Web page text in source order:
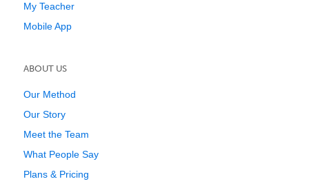
My Teacher
Mobile App
ABOUT US
Our Method
Our Story
Meet the Team
What People Say
Plans & Pricing